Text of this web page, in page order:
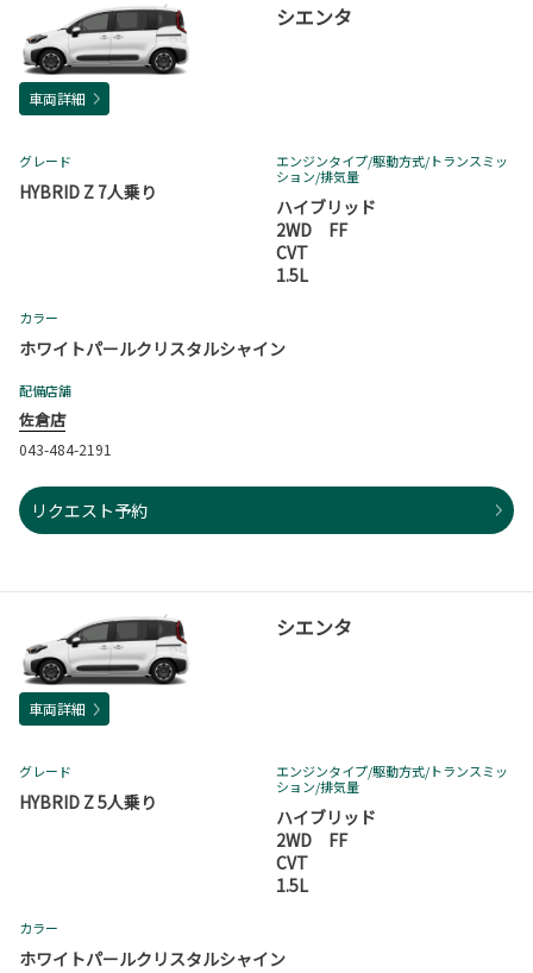
シエンタ
車両詳細
グレード
HYBRID Z 7人乗り
エンジンタイプ/駆動方式/トランスミッ
ション/排気量
ハイブリッド
2WD FF
CVT
1.5L
カラー
ホワイトパールクリスタルシャイン
配備店舗
佐倉店
043-484-2191
リクエスト予約
シエンタ
車両詳細
グレード
HYBRID Z 5人乗り
エンジンタイプ/駆動方式/トランスミッ
ション/排気量
ハイブリッド
2WD FF
CVT
1.5L
カラー
ホワイトパールクリスタルシャイン